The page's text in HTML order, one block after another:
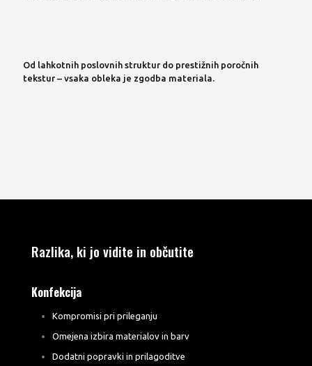
Od lahkotnih poslovnih struktur do prestižnih poročnih
tekstur – vsaka obleka je zgodba materiala.
Razlika, ki jo vidite in občutite
Konfekcija
Kompromisi pri prileganju
Omejena izbira materialov in barv
Dodatni popravki in prilagoditve